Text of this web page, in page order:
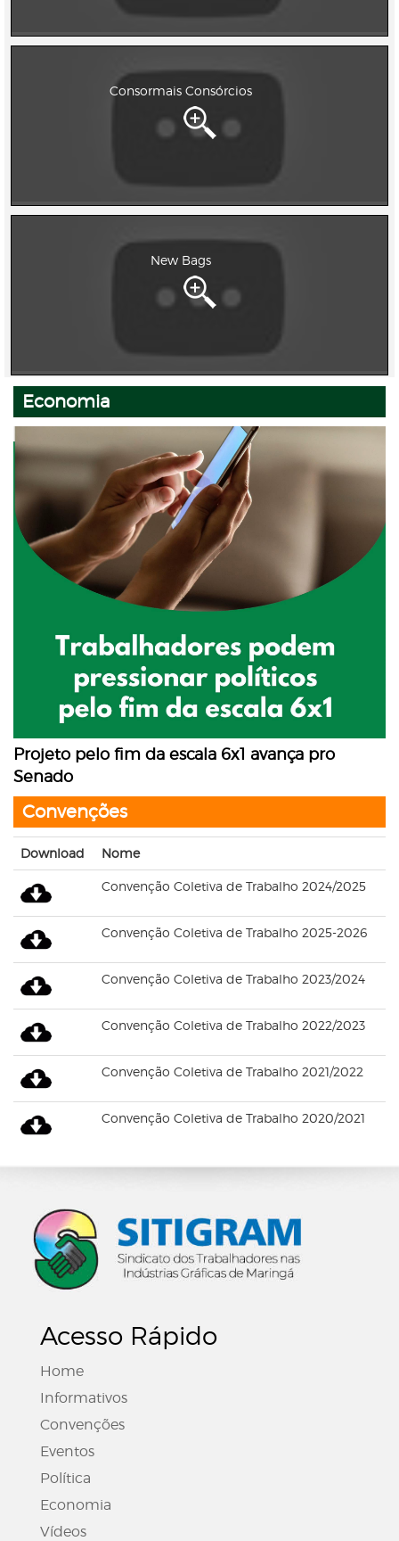
Consormais Consórcios
New Bags
Economia
Projeto pelo fim da escala 6x1 avança pro
Senado
Convenções
Download Nome
Convenção Coletiva de Trabalho 2024/2025
Convenção Coletiva de Trabalho 2025-2026
Convenção Coletiva de Trabalho 2023/2024
Convenção Coletiva de Trabalho 2022/2023
Convenção Coletiva de Trabalho 2021/2022
Convenção Coletiva de Trabalho 2020/2021
Acesso Rápido
Home
Informativos
Convenções
Eventos
Política
Economia
Vídeos